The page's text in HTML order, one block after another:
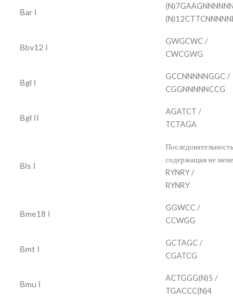
Bar I
Bbv12 I
GWGCWC /
CWCGWG
Bgl I
GCCNNNNNGGC /
CGGNNNNNCCG
Bgl II
AGATCT /
TCTAGA
Bls I
содержащая не
RYNRY /
RYNRY
Bme18 I
GGWCC /
CCWGG
Bmt I
GCTAGC /
CGATCG
Bmu I
ACTGGG(N)5 /
TGACCC(N)4